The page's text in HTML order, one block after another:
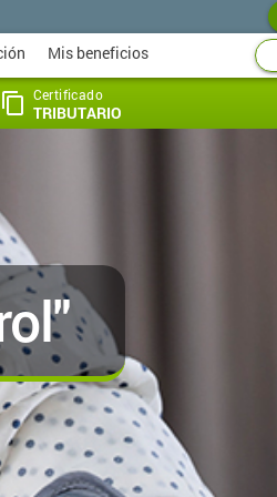
Mis beneficios
content_copy Certificado
TRIBUTARIO